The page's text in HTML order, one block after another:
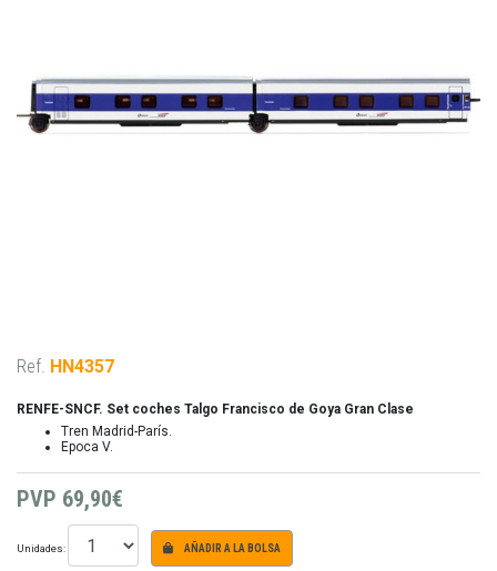
Ref. HN4357
RENFE-SNCF. Set coches Talgo Francisco de Goya Gran Clase
Tren Madrid-París.
Epoca V.
PVP 69,90€
Unidades: AÑADIR A LA BOLSA